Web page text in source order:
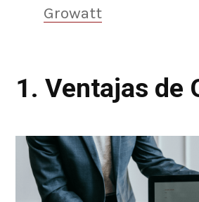
Growatt
1. Ventajas de